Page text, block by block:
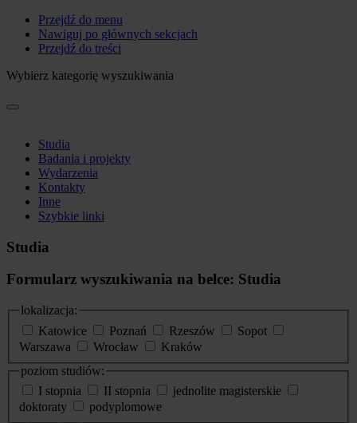
Przejdź do menu
Nawiguj po głównych sekcjach
Przejdź do treści
Wybierz kategorię wyszukiwania
Studia
Badania i projekty
Wydarzenia
Kontakty
Inne
Szybkie linki
Studia
Formularz wyszukiwania na belce: Studia
lokalizacja:
Katowice
Poznań Rzeszów
Sopot
Warszawa
Wrocław
Kraków
poziom studiów:
I stopnia
II stopnia
jednolite magisterskie
doktoraty
podyplomowe